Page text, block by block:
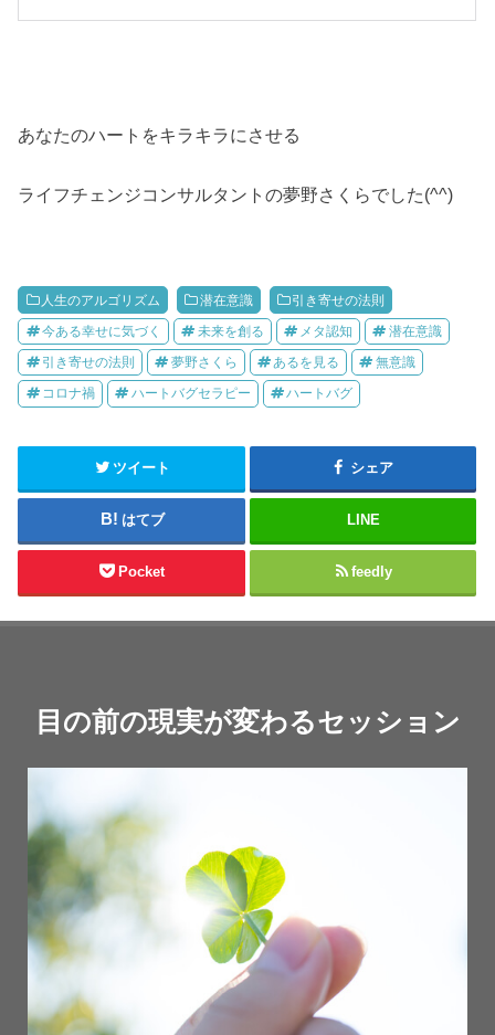
あなたのハートをキラキラにさせる
ライフチェンジコンサルタントの夢野さくらでした(^^)
人生のアルゴリズム 潜在意識 引き寄せの法則
今ある幸せに気づく 未来を創る メタ認知 潜在意識
引き寄せの法則 夢野さくら あるを見る 無意識
コロナ禍 ハートバグセラピー ハートバグ
ツイート シェア
はてブ LINE
Pocket feedly
目の前の現実が変わるセッション